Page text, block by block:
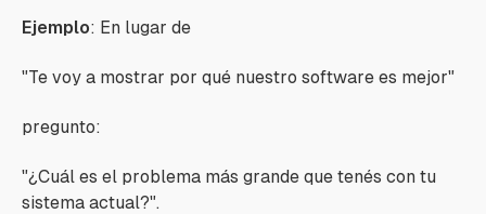
Ejemplo: En lugar de
"Te voy a mostrar por qué nuestro software es mejor"
pregunto:
"¿Cuál es el problema más grande que tenés con tu
sistema actual?".